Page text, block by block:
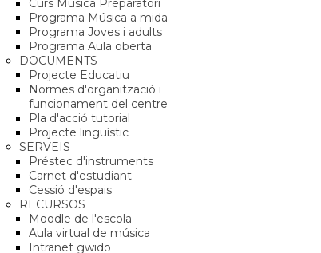
Curs Música Preparatori
Programa Música a mida
Programa Joves i adults
Programa Aula oberta
DOCUMENTS
Projecte Educatiu
Normes d'organització i
funcionament del centre
Pla d'acció tutorial
Projecte lingüístic
SERVEIS
Préstec d'instruments
Carnet d'estudiant
Cessió d'espais
RECURSOS
Moodle de l'escola
Aula virtual de música
Intranet gwido